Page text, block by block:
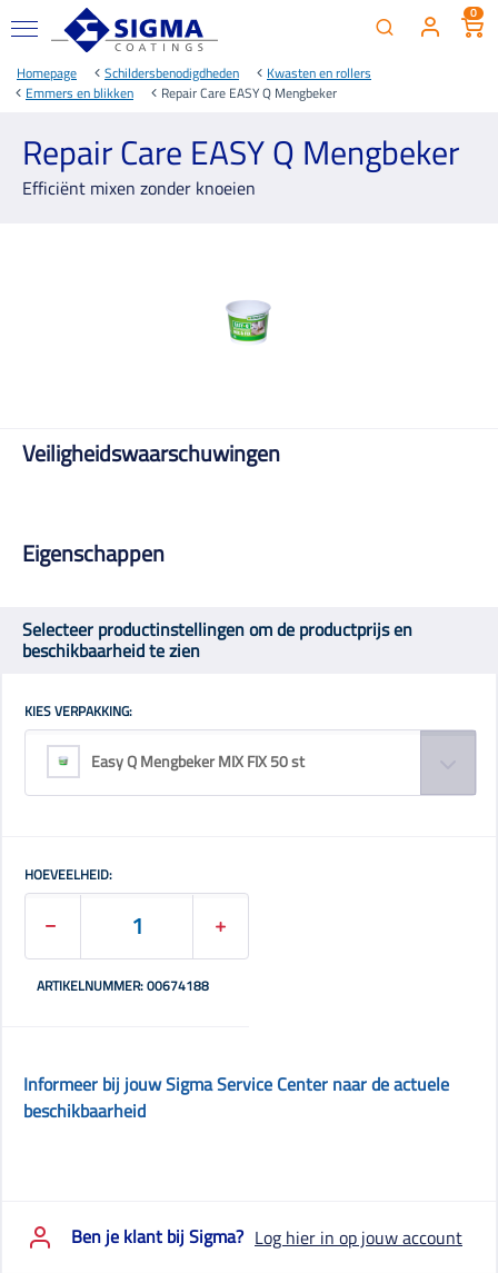
0
Homepage Schildersbenodigdheden
Kwasten en rollers
Emmers en blikken
Repair Care EASY Q Mengbeker
Repair Care EASY Q Mengbeker
Efficiënt mixen zonder knoeien
Veiligheidswaarschuwingen
Eigenschappen
Selecteer productinstellingen om de productprijs en
beschikbaarheid te zien
KIES VERPAKKING:
Easy Q Mengbeker MIX FIX 50 st
HOEVEELHEID:
ARTIKELNUMMER: 00674188
Informeer bij jouw Sigma Service Center naar de actuele
beschikbaarheid
Ben je klant bij Sigma? Log hier in op jouw account